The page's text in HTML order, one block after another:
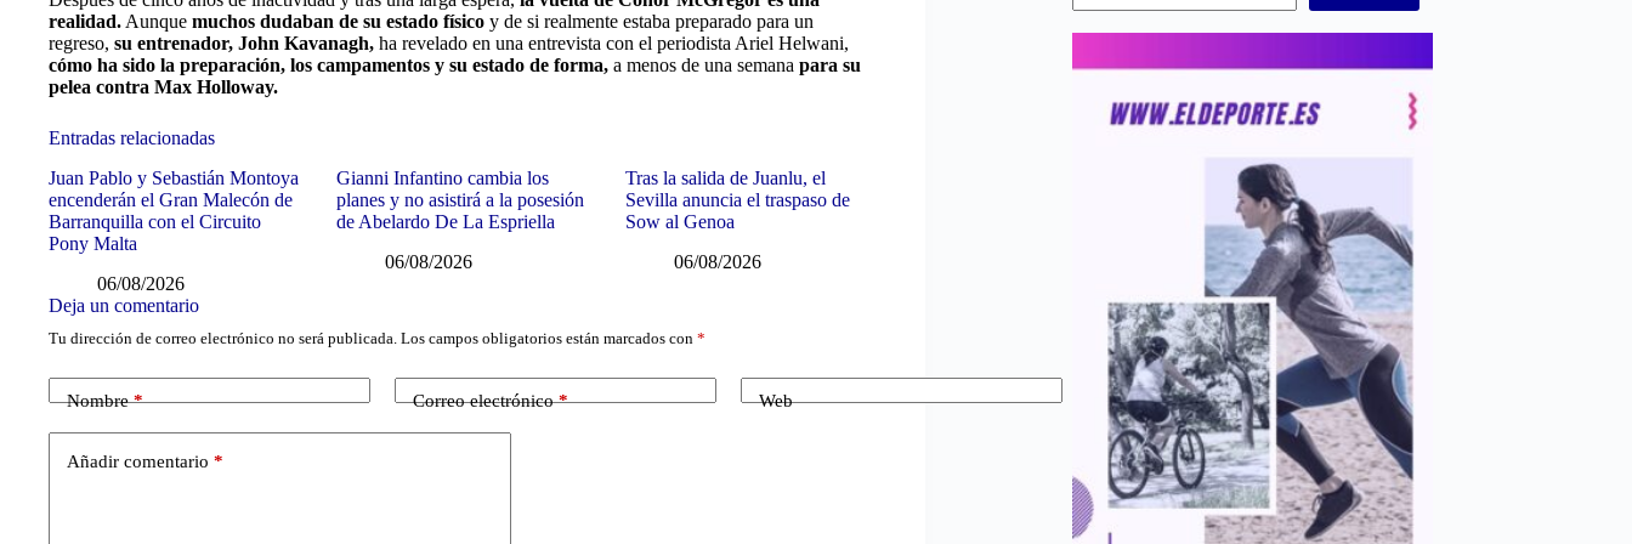
realidad. Aunque muchos dudaban de su estado físico y de si realmente estaba preparado para un
regreso, su entrenador, John Kavanagh, ha revelado en una entrevista con el periodista Ariel Helwani,
cómo ha sido la preparación, los campamentos y su estado de forma, a menos de una semana para su
pelea contra Max Holloway.
Entradas relacionadas
Juan Pablo y Sebastián Montoya
encenderán el Gran Malecón de
Barranquilla con el Circuito
Pony Malta
06/08/2026
Gianni Infantino cambia los
planes y no asistirá a la posesión
de Abelardo De La Espriella
06/08/2026
Tras la salida de Juanlu, el
Sevilla anuncia el traspaso de
Sow al Genoa
06/08/2026
Deja un comentario
Tu dirección de correo electrónico no será publicada. Los campos obligatorios están marcados con *
Nombre* Correo electrónico* Web
Añadir comentario *